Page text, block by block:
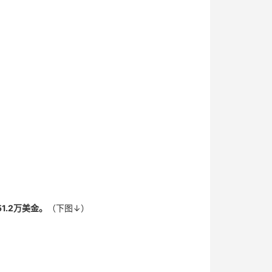
万美金。 （下图↓）